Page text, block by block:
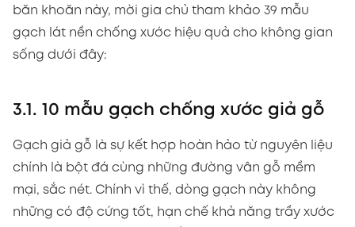
băn khoăn này, mời gia chủ tham khảo 39 mẫu
gạch lát nền chống xước hiệu quả cho không gian
sống dưới đây:
3.1. 10 mẫu gạch chống xước giả gỗ
Gạch giả gỗ là sự kết hợp hoàn hảo từ nguyên liệu
chính là bột đá cùng những đường vân gỗ mềm
mại, sắc nét. Chính vì thế, dòng gạch này không
những có độ cứng tốt, hạn chế khả năng trầy xước